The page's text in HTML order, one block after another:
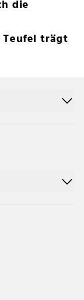
die
Teufel trägt